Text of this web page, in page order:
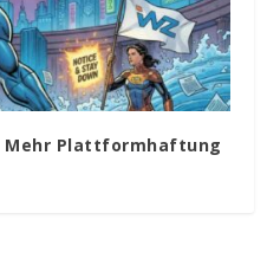
Mehr Plattformhaftung